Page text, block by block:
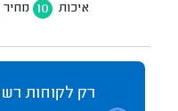
איכות 10 מחיר
רק לקוחות